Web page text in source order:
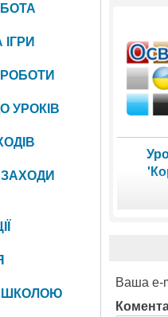
Ваша e-
УРОКІВ
ШКОЛОЮ